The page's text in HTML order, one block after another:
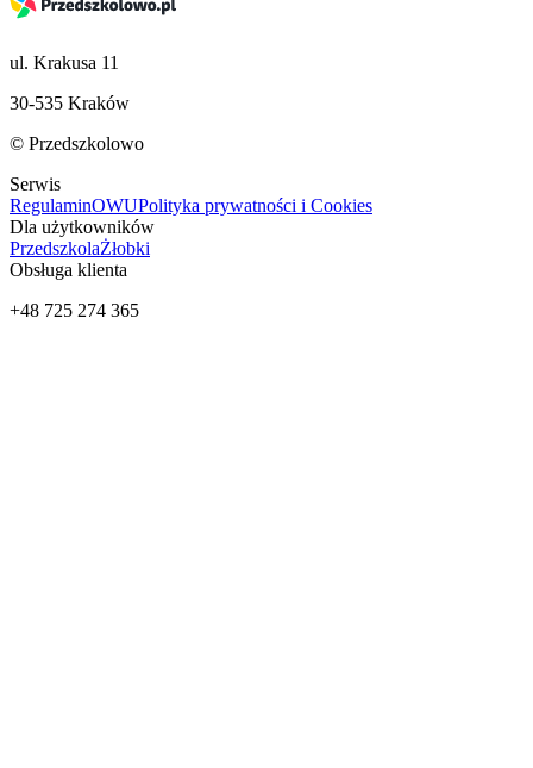
ul. Krakusa 11
30-535 Kraków
© Przedszkolowo
Serwis
RegulaminOWUPolityka prywatności i Cookies
Dla użytkowników
PrzedszkolaŻłobki
Obsługa klienta
+48 725 274 365